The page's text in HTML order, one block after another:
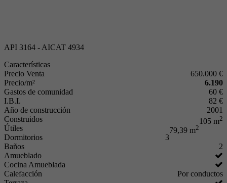
API 3164 - AICAT 4934
Características
Precio Venta
650.000 €
Precio/m²
6.190
Gastos de comunidad
60 €
I.B.I.
82 €
Año de construcción
2001
Construidos
105 m2
Útiles 79,39 m2
Dormitorios
3
Baños
2
Amueblado
Cocina Amueblada
Calefacción
Por conductos